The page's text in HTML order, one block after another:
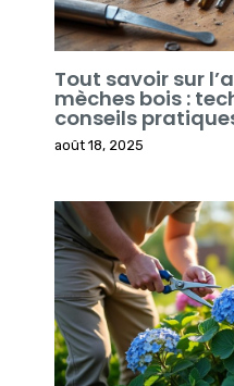
Tout savoir sur
mèches bois :
conseils
août 18, 2025